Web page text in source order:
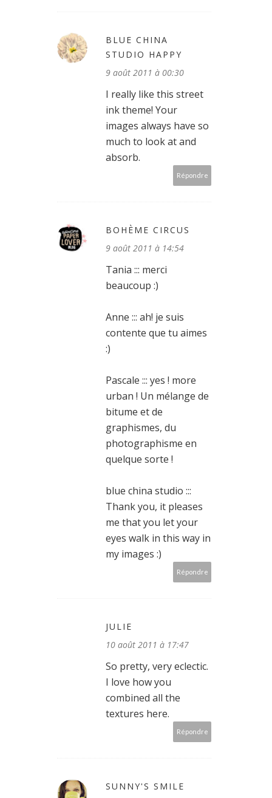
BLUE CHINA
STUDIO HAPPY
9 août 2011 à 00:30
I really like this street
ink theme! Your
images always have so
much to look at and
absorb.
Répondre
BOHÈME CIRCUS
9 août 2011 à 14:54
Tania ::: merci
beaucoup :)
Anne ::: ah! je suis
contente que tu aimes
:)
Pascale ::: yes ! more
urban ! Un mélange de
bitume et de
graphismes, du
photographisme en
quelque sorte !
blue china studio :::
Thank you, it pleases
me that you let your
eyes walk in this way in
my images :)
Répondre
JULIE
10 août 2011 à 17:47
So pretty, very eclectic.
I love how you
combined all the
textures here.
Répondre
SUNNY'S SMILE